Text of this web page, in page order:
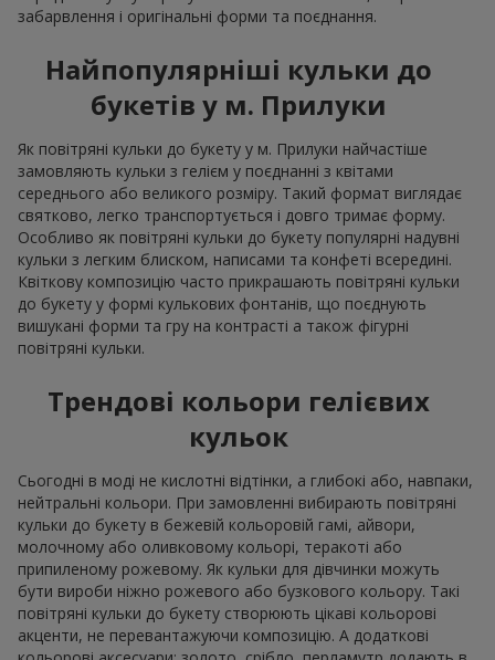
забарвлення і оригінальні форми та поєднання.
Найпопулярніші кульки до
букетів у м. Прилуки
Як повітряні кульки до букету у м. Прилуки найчастіше
замовляють кульки з гелієм у поєднанні з квітами
середнього або великого розміру. Такий формат виглядає
святково, легко транспортується і довго тримає форму.
Особливо як повітряні кульки до букету популярні надувні
кульки з легким блиском, написами та конфеті всередині.
Квіткову композицію часто прикрашають повітряні кульки
до букету у формі кулькових фонтанів, що поєднують
вишукані форми та гру на контрасті а також фігурні
повітряні кульки.
Трендові кольори гелієвих
кульок
Сьогодні в моді не кислотні відтінки, а глибокі або, навпаки,
нейтральні кольори. При замовленні вибирають повітряні
кульки до букету в бежевій кольоровій гамі, айвори,
молочному або оливковому кольорі, теракоті або
припиленому рожевому. Як кульки для дівчинки можуть
бути вироби ніжно рожевого або бузкового кольору. Такі
повітряні кульки до букету створюють цікаві кольорові
акценти, не перевантажуючи композицію. А додаткові